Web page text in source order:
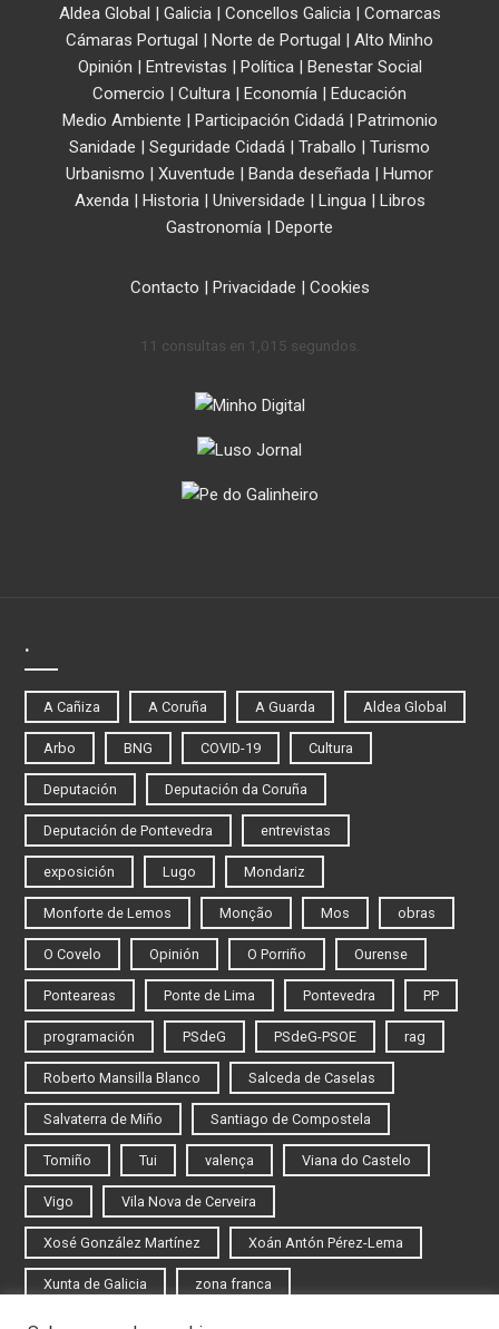
Aldea Global | Galicia| Concellos Galicia| Comarcas
Cámaras Portugal | Norte de Portugal | Alto Minho
Opinión | Entrevistas | Política| Benestar Social
Comercio | Cultura | Economía | Educación
Medio Ambiente | Participación Cidadá| Patrimonio
Sanidade | Seguridade Cidadá | Traballo | Turismo
Urbanismo | Xuventude | Banda deseñada | Humor
Axenda| Historia| Universidade | Lingua| Libros
Gastronomía | Deporte
Contacto | Privacidade | Cookies
11 consultas en 1,015 segundos.
.
A Cañiza A Coruña A Guarda Aldea Global
Arbo BNG COVID-19 Cultura
Deputación Deputación da Coruña
Deputación de Pontevedra entrevistas
exposición Lugo Mondariz
Monforte de Lemos Monção Mos obras
O Covelo Opinión O Porriño Ourense
Ponteareas Ponte de Lima Pontevedra PP
programación PSdeG PSdeG-PSOE rag
Roberto Mansilla Blanco Salceda de Caselas
Salvaterra de Miño Santiago de Compostela
Tomiño Tui valença Viana do Castelo
Vigo Vila Nova de Cerveira
Xosé González Martínez Xoán Antón Pérez-Lema
Xunta de Galicia zona franca